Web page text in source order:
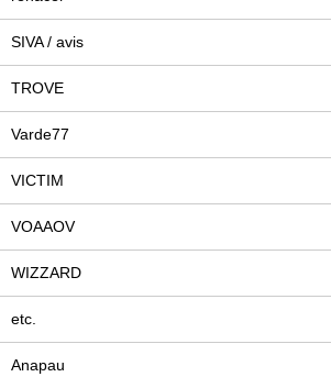
SIVA / avis
TROVE
Varde77
VICTIM
VOAAOV
WIZZARD
etc.
Anapau